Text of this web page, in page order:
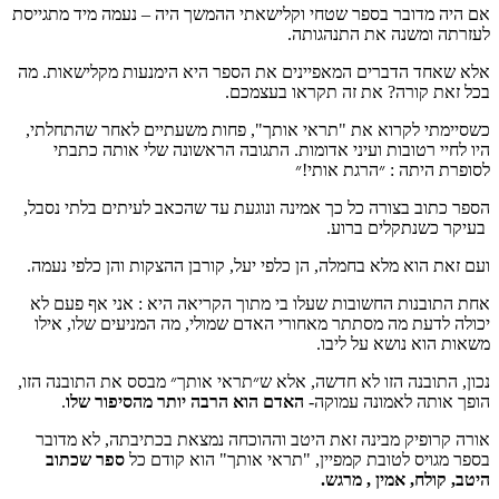
אם היה מדובר בספר שטחי וקלישאתי ההמשך היה – נעמה מיד מתגייסת
לעזרתה ומשנה את התנהגותה.
אלא שאחד הדברים המאפיינים את הספר היא הימנעות מקלישאות. מה
בכל זאת קורה? את זה תקראו בעצמכם.
כשסיימתי לקרוא את "תראי אותך", פחות משעתיים לאחר שהתחלתי,
היו לחיי רטובות ועיני אדומות. התגובה הראשונה שלי אותה כתבתי
לסופרת היתה : ״הרגת אותי!״
הספר כתוב בצורה כל כך אמינה ונוגעת עד שהכאב לעיתים בלתי נסבל,
בעיקר כשנתקלים ברוע.
ועם זאת הוא מלא בחמלה, הן כלפי יעל, קורבן ההצקות והן כלפי נעמה.
אחת התובנות החשובות שעלו בי מתוך הקריאה היא : אני אף פעם לא
יכולה לדעת מה מסתתר מאחורי האדם שמולי, מה המניעים שלו, אילו
משאות הוא נושא על ליבו.
נכון, התובנה הזו לא חדשה, אלא ש״תראי אותך״ מבסס את התובנה הזו,
הופך אותה לאמונה עמוקה- האדם הוא הרבה יותר מהסיפור שלו.
אורה קרופיק מבינה זאת היטב וההוכחה נמצאת בכתיבתה, לא מדובר
בספר מגויס לטובת קמפיין, "תראי אותך" הוא קודם כל ספר שכתוב
היטב, קולח, אמין , מרגש.